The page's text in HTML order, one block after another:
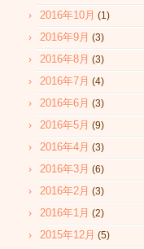
2016年10月 (1)
2016年9月 (3)
2016年8月 (3)
2016年7月 (4)
2016年6月 (3)
2016年5月 (9)
2016年4月 (3)
2016年3月 (6)
2016年2月 (3)
2016年1月 (2)
2015年12月 (5)